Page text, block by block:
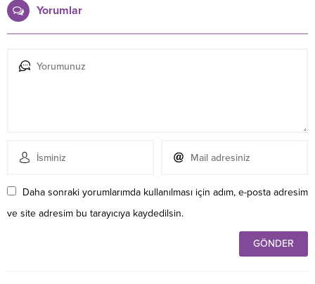
Yorumlar
Daha sonraki yorumlarımda kullanılması için adım, e-posta adresim
ve site adresim bu tarayıcıya kaydedilsin.